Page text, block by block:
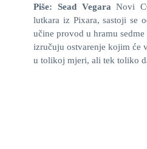
Piše: Sead Vegara Novi
lutkara iz Pixara, sastoji se
učine provod u hramu
izručuju ostvarenje kojim će
u tolikoj mjeri, ali tek toliko